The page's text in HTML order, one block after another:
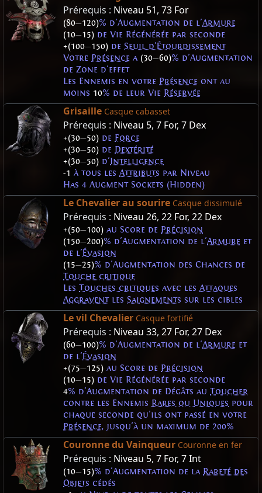
Prérequis : Niveau 51, 73 For
(80—120)% d'Augmentation de l'Armure
(10—15) de Vie Régénérée par seconde
+(100—150) de Seuil d'Étourdissement
Votre Présence a (30—60)% d'Augmentation
de Zone d'effet
Les Ennemis en votre Présence ont au
moins 10% de leur Vie Réservée
Grisaille Casque cabasset
Prérequis : Niveau 5, 7 For, 7 Dex
+(30—50) de Force
+(30—50) de Dextérité
+(30—50) d'Intelligence
-1 à tous les Attributs par Niveau
Has 4 Augment Sockets (Hidden)
Le Chevalier au sourire Casque dissimulé
Prérequis : Niveau 26, 22 For, 22 Dex
+(50—100) au Score de Précision
(150—200)% d'Augmentation de l'Armure et
de l'Évasion
(15—25)% d'Augmentation des Chances de
Touche critique
Les Touches critiques avec les Attaques
Aggraventles Saignements sur les cibles
Le vil Chevalier Casque fortifié
Prérequis : Niveau 33, 27 For, 27 Dex
(60—100)% d'Augmentation de l'Armure et
de l'Évasion
+(75—125) au Score de Précision
(10—15) de Vie Régénérée par seconde
4% d'Augmentation de Dégâts au Toucher
contre les Ennemis Rares ou Uniques pour
chaque seconde qu'ils ont passé en votre
Présence, jusqu'à un maximum de 200%
Couronne du Vainqueur Couronne en fer
Prérequis : Niveau 5, 7 For, 7 Int
(10—15)% d'Augmentation de la Rareté des
Objets cédés